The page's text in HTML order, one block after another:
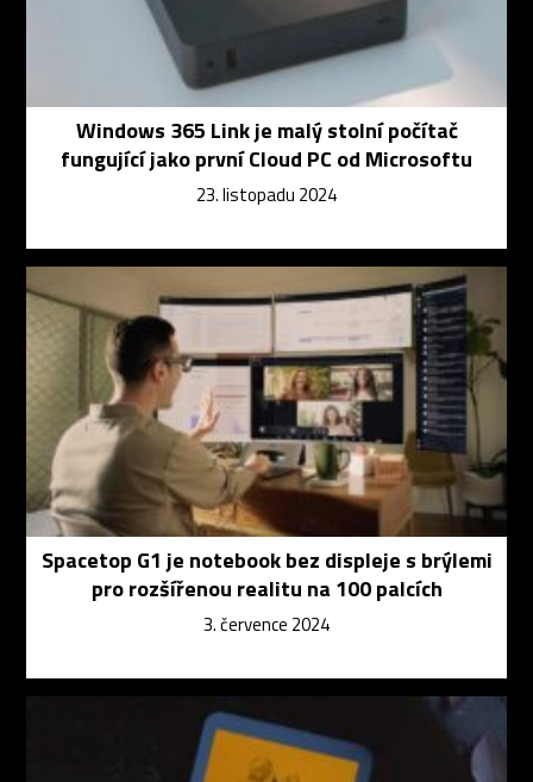
Windows 365 Link je malý stolní počítač
fungující jako první Cloud PC od Microsoftu
23. listopadu 2024
Spacetop G1 je notebook bez displeje s brýlemi
pro rozšířenou realitu na 100 palcích
3. července 2024